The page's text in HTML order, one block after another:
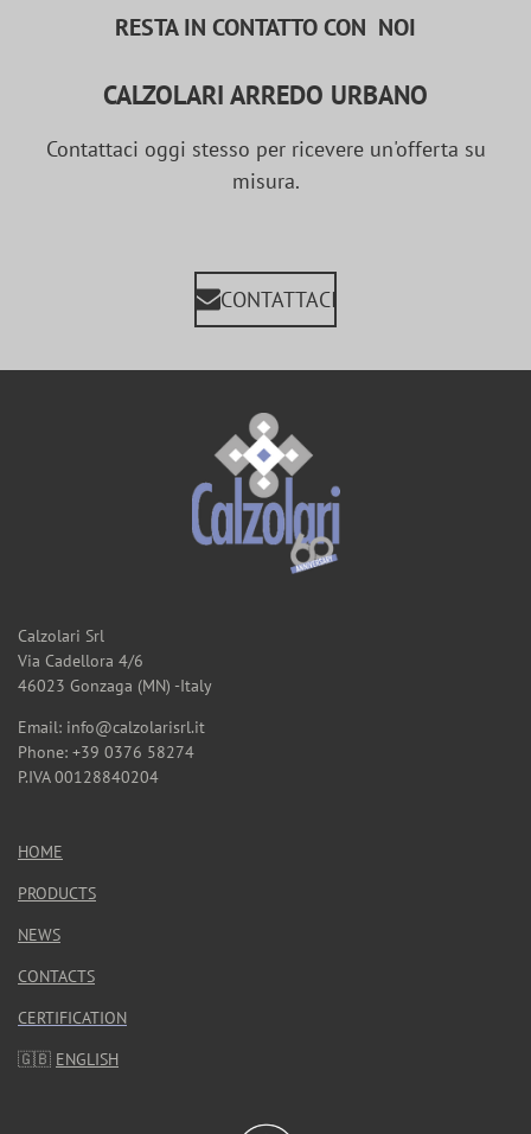
RESTA IN CONTATTO CON NOI
CALZOLARI ARREDO URBANO
Contattaci oggi stesso per ricevere un'offerta su
misura.
CONTATTACI
Calzolari Srl
Via Cadellora 4/6
46023 Gonzaga (MN) -Italy
Email: info@calzolarisrl.it
Phone: +39 0376 58274
P.IVA 00128840204
HOME
PRODUCTS
NEWS
CONTACTS
CERTIFICATION
🇬🇧 ENGLISH